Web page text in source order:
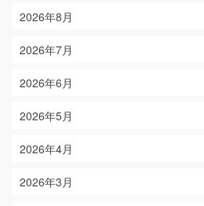
2026年8月
2026年7月
2026年6月
2026年5月
2026年4月
2026年3月